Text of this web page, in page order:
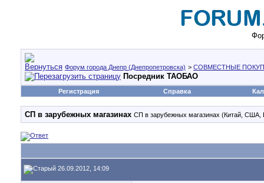
Форум города Днепр (Днепропетровска) > СОВМЕСТНЫЕ
Посредник ТАОБАО
Регистрация Справка
СП в зарубежных магазинах СП в зарубежных магазинах (Китай, США,
26.09.2012, 14:09